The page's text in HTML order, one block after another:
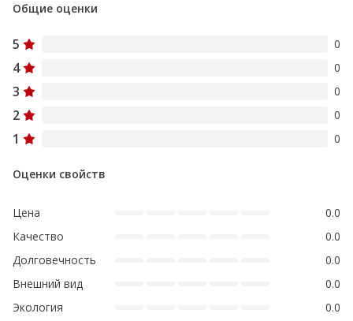
Общие оценки
5 0
4 0
3 0
2 0
1 0
Оценки свойств
Цена
0.0
Качество
0.0
Долговечность
0.0
Внешний вид
0.0
Экология
0.0